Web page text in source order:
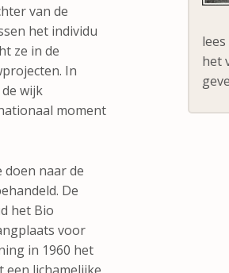
het
van de
het individu
ze in de
In
wijk
moment
naar de
De
het Bio
voor
in 1960 het